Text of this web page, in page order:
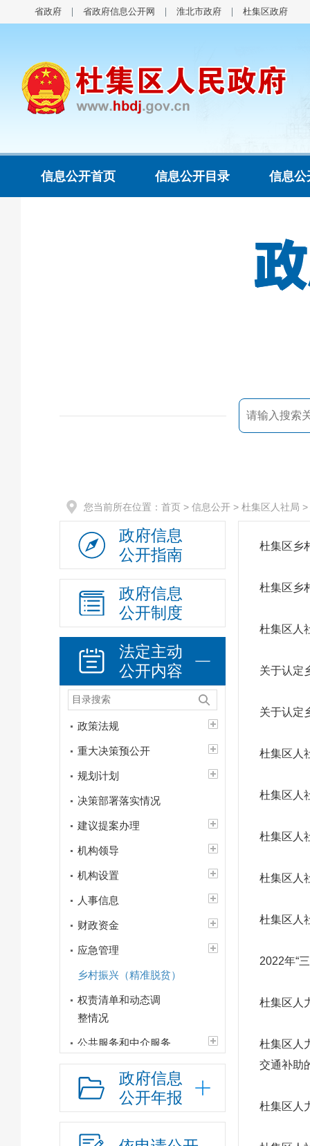
省政府 省政府信息公开网 淮北市政府 杜集区政府
信息公开首页 信息公开目录 信息公
您当前所在位置： 首页 > 信息公开 > 杜集区人社局 >
政府信息
公开指南
政府信息
公开制度
法定主动
公开内容
政策法规
重大决策预公开
规划计划
决策部署落实情况
建议提案办理
机构领导
机构设置
人事信息
财政资金
应急管理
乡村振兴（精准脱贫）
权责清单和动态调
整情况
公共服务和中介服务
行政权力运行
“双随机、一公开”
招标采购
政府信息
公开年报
杜集区乡
杜集区乡
杜集区人
关于认定
关于认定
杜集区人
杜集区人
杜集区人
杜集区人
杜集区人
2022年“
杜集区人
杜集区人
交通补助
杜集区人